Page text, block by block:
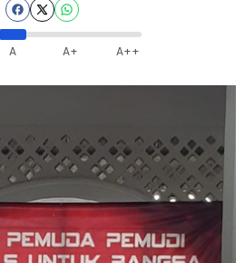
A A+ A++